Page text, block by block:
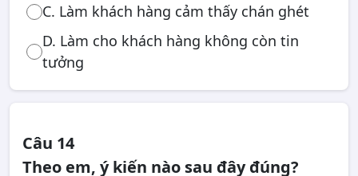
C. Làm khách hàng cảm thấy chán ghét
D. Làm cho khách hàng không còn tin
tưởng
Câu 14
Theo em, ý kiến nào sau đây đúng?